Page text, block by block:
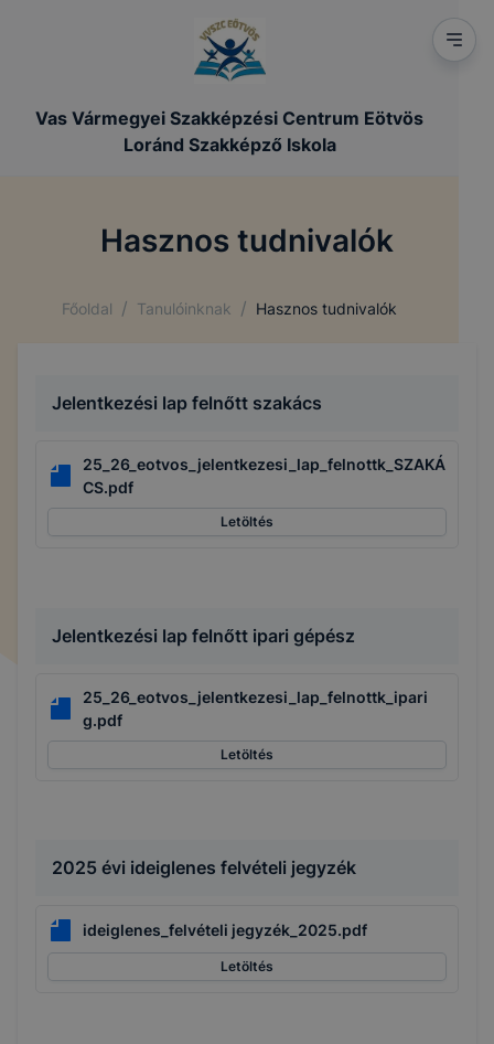
Vas Vármegyei Szakképzési Centrum Eötvös
Loránd Szakképző Iskola
Hasznos tudnivalók
Főoldal / Tanulóinknak / Hasznos tudnivalók
Jelentkezési lap felnőtt szakács
25_26_eotvos_jelentkezesi_lap_felnottk_SZAKÁ
CS.pdf
Letöltés
Jelentkezési lap felnőtt ipari gépész
25_26_eotvos_jelentkezesi_lap_felnottk_ipari
g.pdf
Letöltés
2025 évi ideiglenes felvételi jegyzék
ideiglenes_felvételi jegyzék_2025.pdf
Letöltés